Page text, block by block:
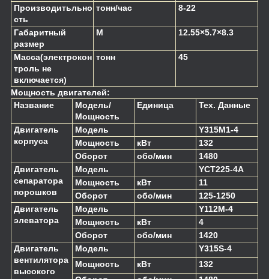
Производитьльно
сть
тонн/час 8-22
Габаритный
размер
М 12.55×5.7×8.3
Масса(электрокон
троль не
включается)
тонн 45
Мощность двигателей:
Название
Модель/
Мощность
Единица Тех. Данные
Двигатель
корпуса
Модель
Y315M1-4
Мощность
кВт
132
Оборот
обо/мин
1480
Двигатель
сепаратора
порошков
Модель
YCT225-4A
Мощность
кВт
11
Оборот
обо/мин
125-1250
Двигатель
элеватора
Модель
Y112M-4
Мощность
кВт
4
Оборот
обо/мин
1420
Двигатель
вентилятора
высокого
Модель
Y315S-4
Мощность
кВт
132